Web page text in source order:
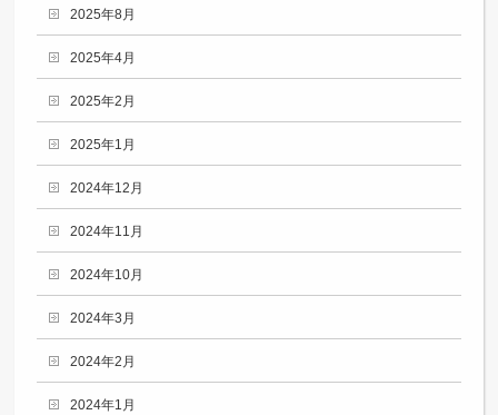
2025年8月
2025年4月
2025年2月
2025年1月
2024年12月
2024年11月
2024年10月
2024年3月
2024年2月
2024年1月